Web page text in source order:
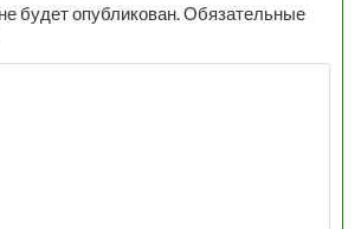
будет опубликован.Обязательные